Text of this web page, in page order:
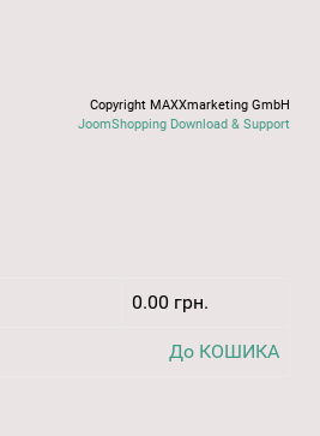
Copyright MAXXmarketing GmbH
JoomShopping Download & Support
0.00 грн.
До КОШИКА